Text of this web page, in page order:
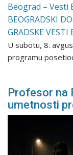
Beograd – Vesti
BEOGRADSKI
GRADSKE VESTI
U subotu, 8.
programu
Profesor na
umetnosti